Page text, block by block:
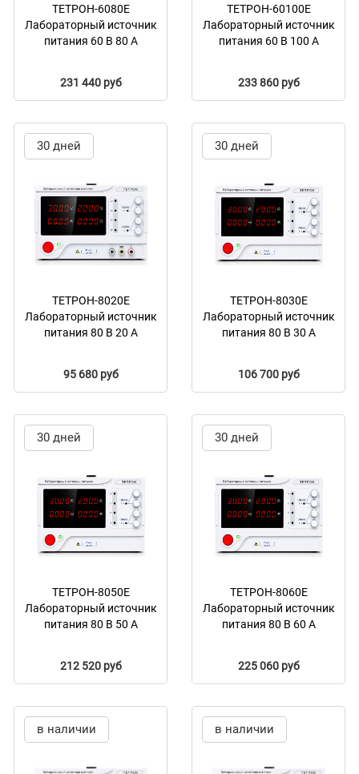
ТЕТРОН-6080Е
Лабораторный источник
питания 60 В 80 А
231 440 руб
ТЕТРОН-60100Е
Лабораторный источник
питания 60 В 100 А
233 860 руб
30 дней
ТЕТРОН-8020Е
Лабораторный источник
питания 80 В 20 А
95 680 руб
30 дней
ТЕТРОН-8030Е
Лабораторный источник
питания 80 В 30 А
106 700 руб
30 дней
ТЕТРОН-8050Е
Лабораторный источник
питания 80 В 50 А
212 520 руб
30 дней
ТЕТРОН-8060Е
Лабораторный источник
питания 80 В 60 А
225 060 руб
в наличии в наличии